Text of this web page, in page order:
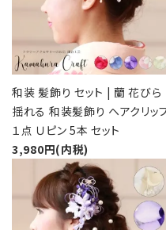
和装 髪飾り セット | 蘭 花びら
揺れる 和装髪飾り ヘアクリッ
１点 Ｕピン 5本 セット
3,980円(内税)